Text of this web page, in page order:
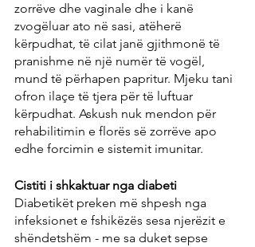
zorrëve dhe vaginale dhe i kanë
zvogëluar ato në sasi, atëherë
kërpudhat, të cilat janë gjithmonë të
pranishme në një numër të vogël,
mund të përhapen papritur. Mjeku tani
ofron ilaçe të tjera për të luftuar
kërpudhat. Askush nuk mendon për
rehabilitimin e florës së zorrëve apo
edhe forcimin e sistemit imunitar.
Cistiti i shkaktuar nga diabeti
Diabetikët preken më shpesh nga
infeksionet e fshikëzës sesa njerëzit e
shëndetshëm - me sa duket sepse